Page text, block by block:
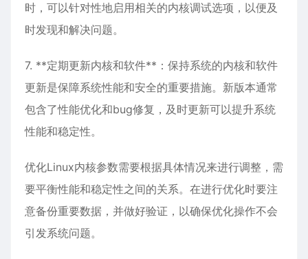
时，可以针对性地启用相关的内核调试选项，以便及
时发现和解决问题。
7. **定期更新内核和软件**：保持系统的内核和软件
更新是保障系统性能和安全的重要措施。新版本通常
包含了性能优化和bug修复，及时更新可以提升系统
性能和稳定性。
优化Linux内核参数需要根据具体情况来进行调整，需
要平衡性能和稳定性之间的关系。在进行优化时要注
意备份重要数据，并做好验证，以确保优化操作不会
引发系统问题。